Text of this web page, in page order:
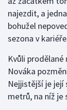
Short track
Sportovní
Triatlon
Veslování
najezdit, a
bohužel
sezona v
Kvůli
Nováka
Nejjistější je
metrů, na níž